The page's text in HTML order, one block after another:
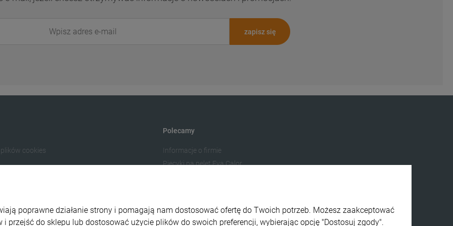
zapisz się
cookies
Polecamy
Informacje o firmie
Piecyki na pelet Eva Calor
poprawne działanie strony i pomagają nam dostosować ofertę do Twoich potrzeb. Możesz zaakceptować
przejść do sklepu lub dostosować użycie plików do swoich preferencji, wybierając opcję "Dostosuj zgody".